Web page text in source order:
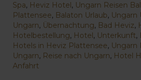
Spa, Heviz Hotel, Ungarn Reisen
Plattensee, Balaton Urlaub, Ungarn
Ungarn, Übernachtung, Bad Heviz,
Hotelbestellung, Hotel, Unterkunft,
Hotels in Heviz Plattensee, Ungarn
Ungarn, Reise nach Ungarn, Hotel
Anfahrt